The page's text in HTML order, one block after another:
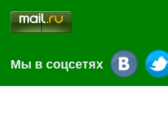
Мы в соцсетях